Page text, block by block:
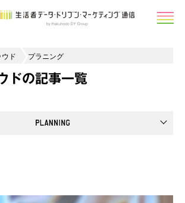
ウド プラニング
ドの記事一覧